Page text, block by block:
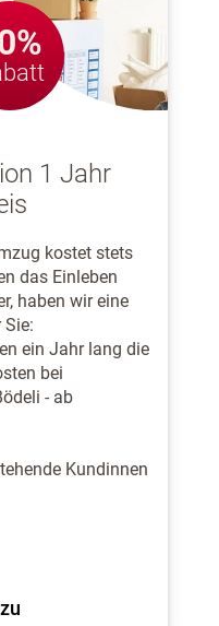
1 Jahr
kostet stets
das Einleben
haben wir eine
ein Jahr lang die
bei
- ab
Kundinnen